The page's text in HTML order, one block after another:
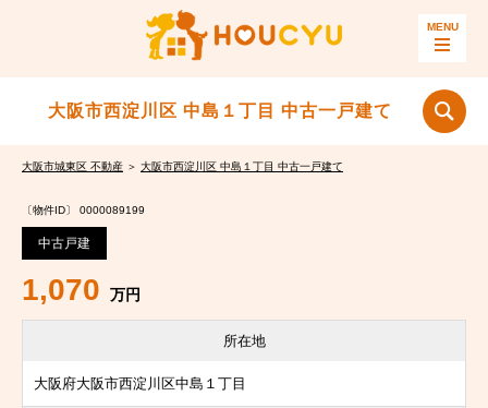
大阪市西淀川区 中島１丁目 中古一戸建て
大阪市城東区 不動産 ＞ 大阪市西淀川区 中島１丁目 中古一戸建て
〔物件ID〕 0000089199
中古戸建
1,070 万円
所在地
大阪府大阪市西淀川区中島１丁目